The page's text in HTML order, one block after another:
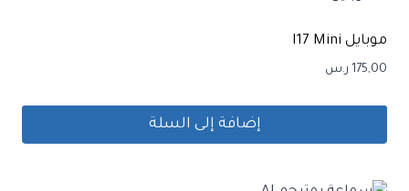
موبايل I17 Mini
175,00 ر.س
إضافة إلى السلة